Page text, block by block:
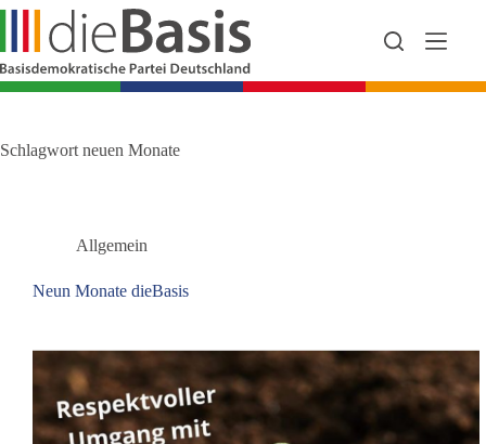
Zum
springen
Schlagwort neuen Monate
Allgemein
Neun Monate dieBasis